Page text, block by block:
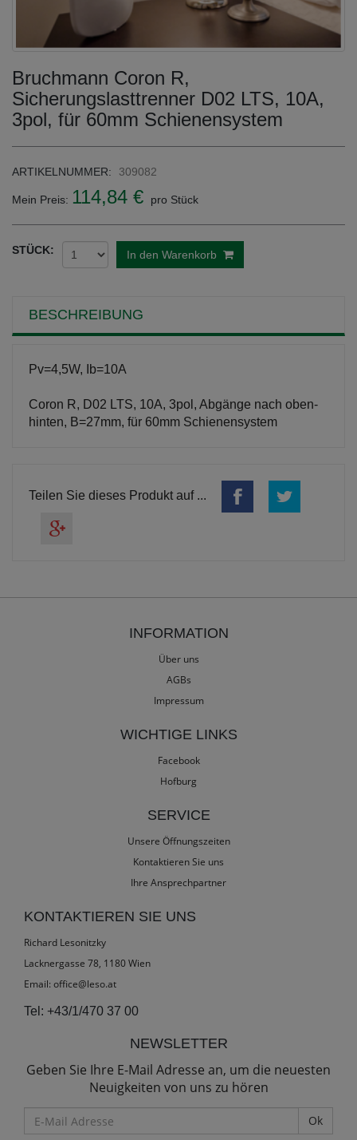
Bruchmann Coron R,
Sicherungslasttrenner D02 LTS, 10A,
3pol, für 60mm Schienensystem
ARTIKELNUMMER: 309082
Mein Preis: 114,84 € pro Stück
STÜCK: In den Warenkorb
BESCHREIBUNG
Pv=4,5W, Ib=10A
Coron R, D02 LTS, 10A, 3pol, Abgänge nach oben-
hinten, B=27mm, für 60mm Schienensystem
Teilen Sie dieses Produkt auf ...
INFORMATION
Über uns
AGBs
Impressum
WICHTIGE LINKS
Facebook
Hofburg
SERVICE
Unsere Öffnungszeiten
Kontaktieren Sie uns
Ihre Ansprechpartner
KONTAKTIEREN SIE UNS
Richard Lesonitzky
Lacknergasse 78, 1180 Wien
Email: office@leso.at
Tel: +43/1/470 37 00
NEWSLETTER
Geben Sie Ihre E-Mail Adresse an, um die neuesten
Neuigkeiten von uns zu hören
Mail